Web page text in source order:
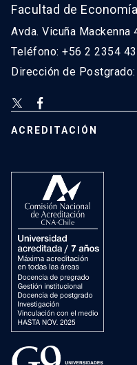
Facultad de
Avda. Vicuña Mackenna
Teléfono: +56 2 2354
Dirección de
ACREDITACIÓN